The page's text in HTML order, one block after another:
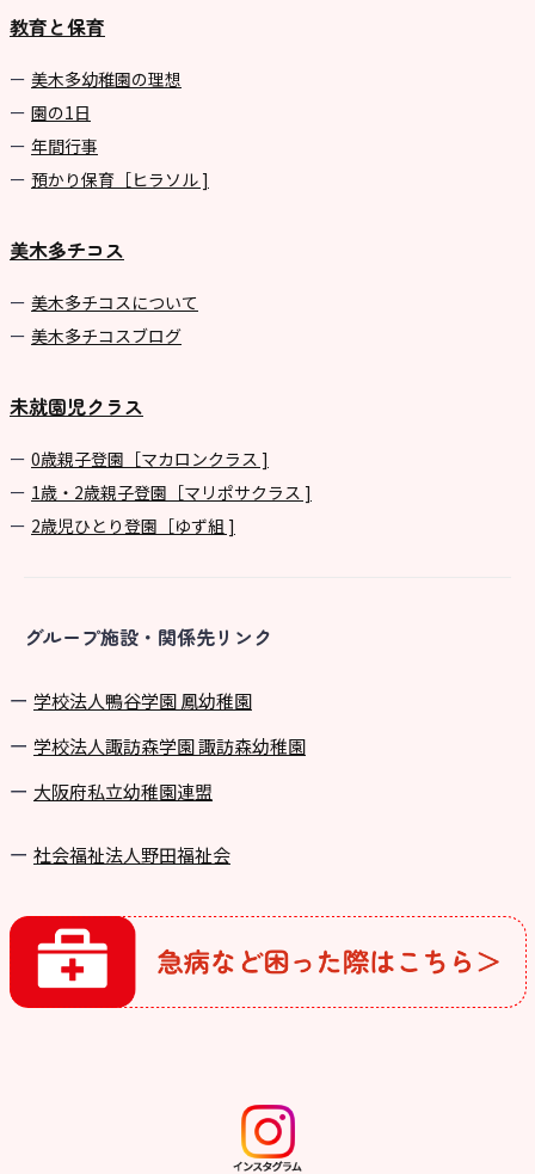
教育と保育
美⽊多幼稚園の理想
園の1⽇
年間⾏事
預かり保育［ヒラソル ]
美木多チコス
美⽊多チコスについて
美⽊多チコスブログ
未就園児クラス
0歳親子登園［マカロンクラス ]
1歳・2歳親子登園［マリポサクラス ]
2歳児ひとり登園［ゆず組 ]
グループ施設・関係先リンク
学校法⼈鴨⾕学園 鳳幼稚園
学校法⼈諏訪森学園 諏訪森幼稚園
⼤阪府私⽴幼稚園連盟
社会福祉法人野田福祉会